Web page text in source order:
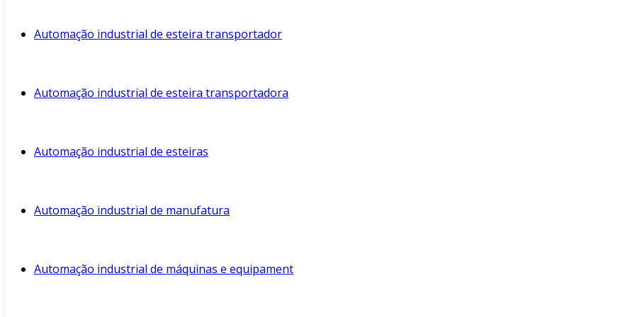
Automação industrial de esteira transportador
Automação industrial de esteira transportadora
Automação industrial de esteiras
Automação industrial de manufatura
Automação industrial de máquinas e equipament